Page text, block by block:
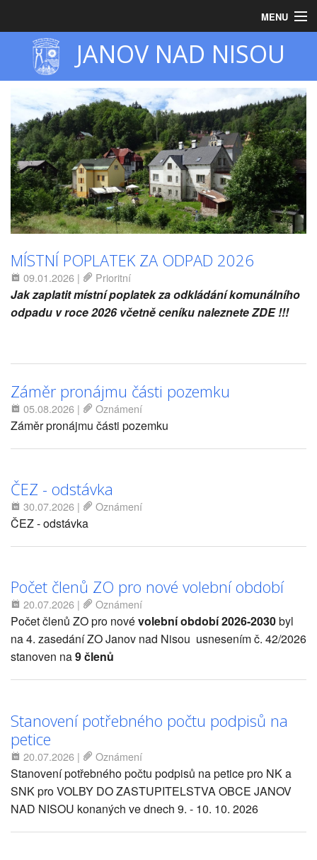
MENU
Obecní úřad
Zastupitelstvo
Obec
Turistika
JANOV NAD NISOU
MÍSTNÍ POPLATEK ZA ODPAD 2026
09.01.2026 | Prioritní
Jak zaplatit místní poplatek za odkládání komunálního
odpadu v roce 2026 včetně ceníku naleznete ZDE !!!
Záměr pronájmu části pozemku
05.08.2026 | Oznámení
Záměr pronájmu části pozemku
ČEZ - odstávka
30.07.2026 | Oznámení
ČEZ - odstávka
Počet členů ZO pro nové volební období
20.07.2026 | Oznámení
Počet členů ZO pro novévolební období 2026-2030byl
na 4. zasedání ZO Janov nad Nisou usnesením č. 42/2026
stanoven na9 členů
Stanovení potřebného počtu podpisů na
petice
20.07.2026 | Oznámení
Stanovení potřebného počtu podpisů na petice pro NK a
SNK pro VOLBY DO ZASTUPITELSTVA OBCE JANOV
NAD NISOU konaných ve dnech 9. - 10. 10. 2026